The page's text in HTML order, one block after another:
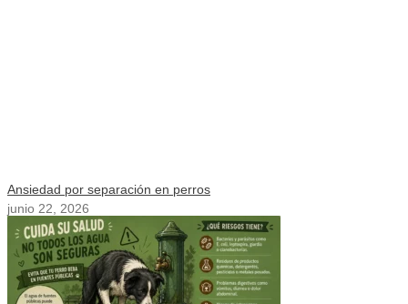
Ansiedad por separación en perros
junio 22, 2026